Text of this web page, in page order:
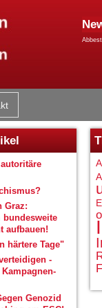
Graz:
bundesweite
aufbauen!
härtere Tage"
-
Genozid